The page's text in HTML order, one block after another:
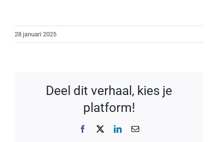
28 januari 2025
Deel dit verhaal, kies je
platform!
Facebook LinkedIn
E-